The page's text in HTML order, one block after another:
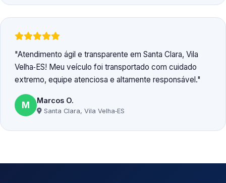
Atendimento ágil e transparente em Santa Clara, Vila
Velha‑ES! Meu veículo foi transportado com cuidado
extremo, equipe atenciosa e altamente responsável.
M Marcos O.
Santa Clara, Vila Velha‑ES